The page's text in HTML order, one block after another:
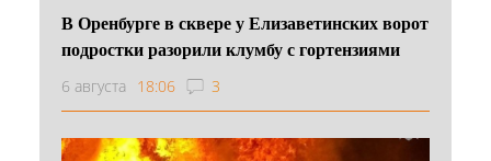
В Оренбурге в сквере у Елизаветинских ворот
подростки разорили клумбу с гортензиями
6 августа 18:06 3